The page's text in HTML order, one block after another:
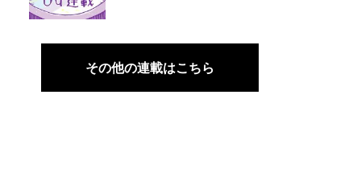
その他の連載はこちら